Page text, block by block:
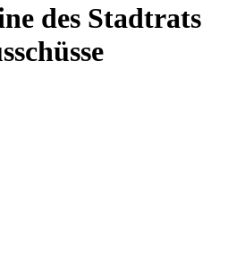
des Stadtrats